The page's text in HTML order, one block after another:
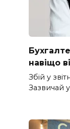
навіщо
Збій у
Зазвичай у